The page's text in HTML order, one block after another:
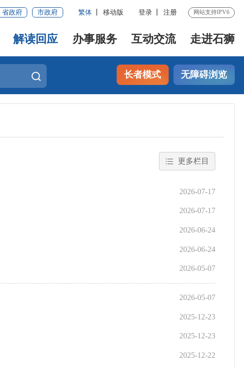
省政府 市政府 繁体 移动版 登录 注册 网站支持IPV6
解读回应 办事服务 互动交流 走进石狮
长者模式 无障碍浏览
更多栏目
2026-07-17
2026-07-17
2026-06-24
2026-06-24
2026-05-07
2026-05-07
2025-12-23
2025-12-23
2025-12-22